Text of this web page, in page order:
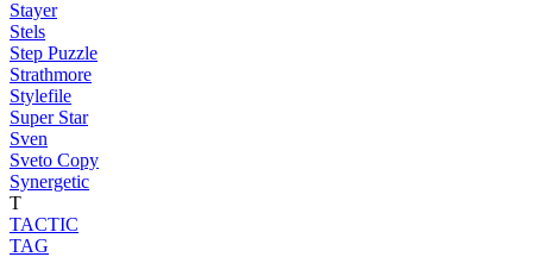
Stayer
Stels
Step Puzzle
Strathmore
Stylefile
Super Star
Sven
Sveto Copy
Synergetic
T
TACTIC
TAG